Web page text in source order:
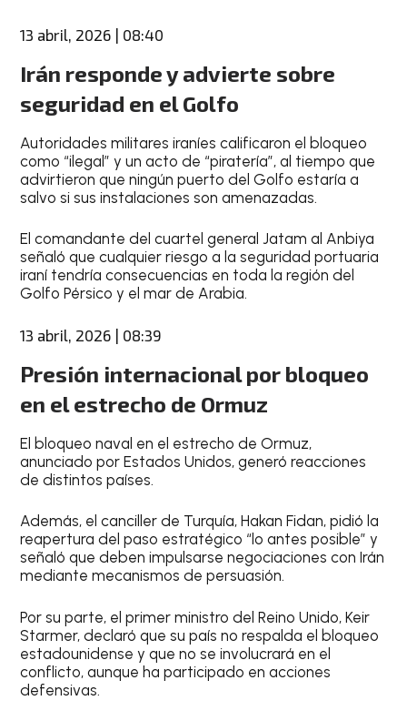
13 abril, 2026 | 08:40
Irán responde y advierte sobre
seguridad en el Golfo
Autoridades militares iraníes calificaron el bloqueo
como “ilegal” y un acto de “piratería”, al tiempo que
advirtieron que ningún puerto del Golfo estaría a
salvo si sus instalaciones son amenazadas.
El comandante del cuartel general Jatam al Anbiya
señaló que cualquier riesgo a la seguridad portuaria
iraní tendría consecuencias en toda la región del
Golfo Pérsico y el mar de Arabia.
13 abril, 2026 | 08:39
Presión internacional por bloqueo
en el estrecho de Ormuz
El bloqueo naval en el estrecho de Ormuz,
anunciado por Estados Unidos, generó reacciones
de distintos países.
Además, el canciller de Turquía, Hakan Fidan, pidió la
reapertura del paso estratégico “lo antes posible” y
señaló que deben impulsarse negociaciones con Irán
mediante mecanismos de persuasión.
Por su parte, el primer ministro del Reino Unido, Keir
Starmer, declaró que su país no respalda el bloqueo
estadounidense y que no se involucrará en el
conflicto, aunque ha participado en acciones
defensivas.